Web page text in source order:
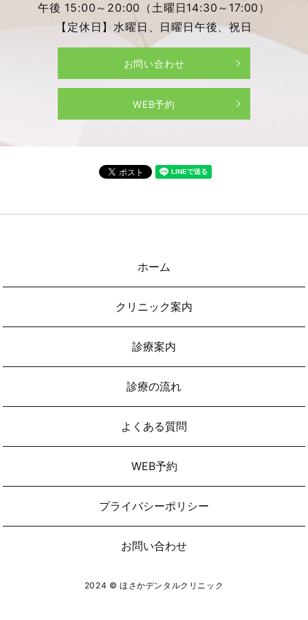
午後 15:00～20:00（土曜日14:30～17:00）
【定休日】水曜日、日曜日午後、祝日
お問い合わせ
WEB予約
ホーム
クリニック案内
診療案内
診療の流れ
よくある質問
WEB予約
プライバシーポリシー
お問い合わせ
2024 © ほさかデンタルクリニック